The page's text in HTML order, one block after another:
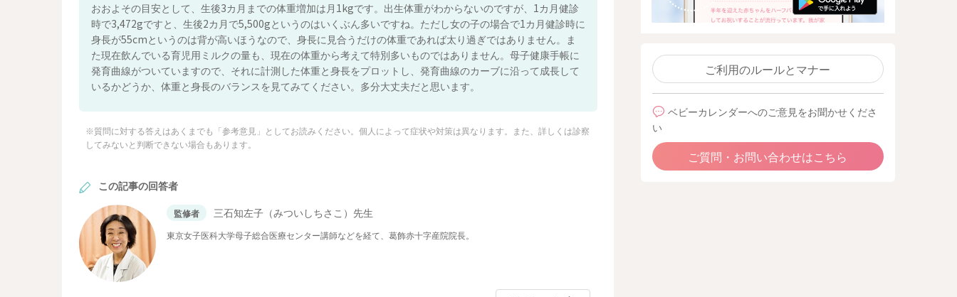
おおよその目安として、生後3カ月までの体重増加は月1kgです。出生体重がわからないのですが、1カ月健診
時で3,472gですと、生後2カ月で5,500gというのはいくぶん多いですね。ただし女の子の場合で1カ月健診時に
身長が55cmというのは背が高いほうなので、身長に見合うだけの体重であれば太り過ぎではありません。ま
た現在飲んでいる育児用ミルクの量も、現在の体重から考えて特別多いものではありません。母子健康手帳に
発育曲線がついていますので、それに計測した体重と身長をプロットし、発育曲線のカーブに沿って成長して
いるかどうか、体重と身長のバランスを見てみてください。多分大丈夫だと思います。
※質問に対する答えはあくまでも「参考意見」としてお読みください。個人によって症状や対策は異なります。また、詳しくは診察
してみないと判断できない場合もあります。
この記事の回答者
監修者 三石知左子（みついしちさこ）先生
東京女子医科大学母子総合医療センター講師などを経て、葛飾赤十字産院院長。
ご利用のルールとマナー
ベビーカレンダーへのご意見をお聞かせくださ
い
ご質問・お問い合わせはこちら